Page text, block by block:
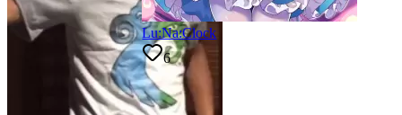
Lu:Na:Clock
6